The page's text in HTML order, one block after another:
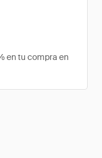
en tu compra en